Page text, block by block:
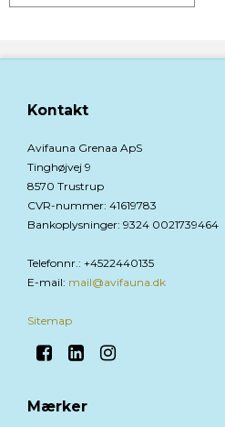
Kontakt
Avifauna Grenaa ApS
Tinghøjvej 9
8570 Trustrup
CVR-nummer: 41619783
Bankoplysninger: 9324 0021739464
Telefonnr.: +4522440135
E-mail: mail@avifauna.dk
Sitemap
Mærker